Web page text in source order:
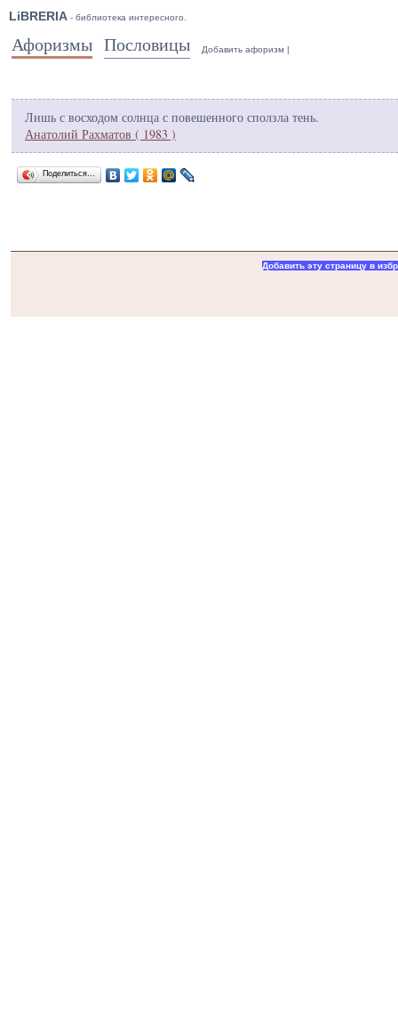
LiBRERIA - библиотека интересного.
Афоризмы Пословицы Добавить афоризм |
Лишь с восходом солнца с повешенного сползла тень.
Анатолий Рахматов ( 1983 )
Поделиться…
Добавить эту страницу в